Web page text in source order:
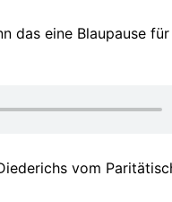
das eine Blaupause
vom